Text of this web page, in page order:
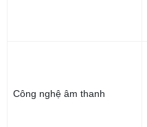
Công nghệ âm thanh